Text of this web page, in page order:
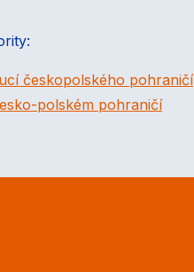
českopolského pohraničí
polském pohraničí